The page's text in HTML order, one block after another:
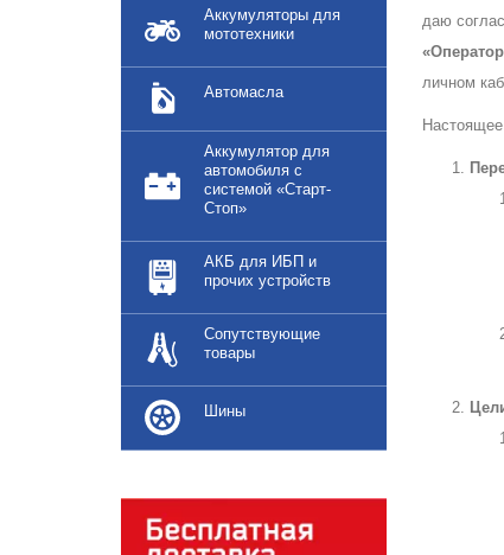
Аккумуляторы для
мототехники
Автомасла
Аккумулятор для
автомобиля с
системой «Старт-
Стоп»
АКБ для ИБП и
прочих устройств
Сопутствующие
товары
Шины
даю
личном